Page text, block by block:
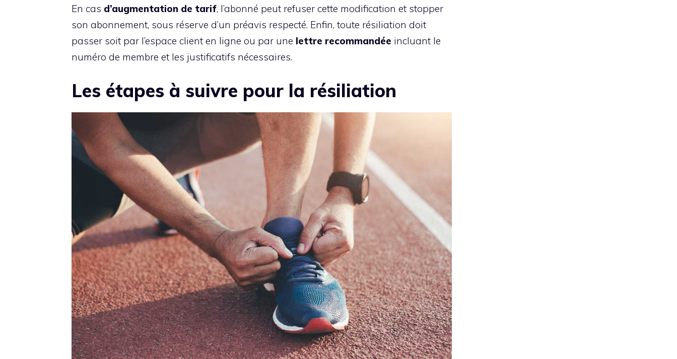
En cas d’augmentation de tarif, l’abonné peut refuser cette modification et stopper
son abonnement, sous réserve d’un préavis respecté. Enfin, toute résiliation doit
passer soit par l’espace client en ligne ou par une lettre recommandée incluant le
numéro de membre et les justificatifs nécessaires.
Les étapes à suivre pour la résiliation